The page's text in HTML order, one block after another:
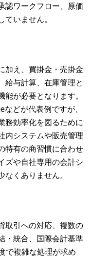
認ワークフロー、原価
いません。
加え、買掛金・売掛金
給与計算、在庫管理と
が必要となります。
どが代表例ですが、
務効率化を図るために
内システムや販売管理
特有の商習慣に合わせ
ズや自社専用の会計シ
くありません。
取引への対応、複数の
・統合、国際会計基準
で複雑な処理が求め